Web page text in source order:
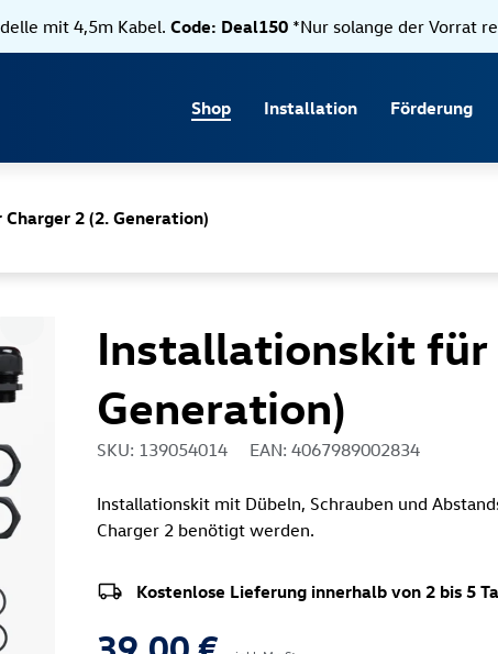
mit 4,5m Kabel. Code: Deal150*Nur solange der Vorrat
Shop Installation Förderung
2 (2. Generation)
Installationskit für
Generation)
SKU: 139054014 EAN: 4067989002834
Installationskit mit Dübeln, Schrauben und
Charger 2 benötigt werden.
Kostenlose Lieferung innerhalb von 2 bis 5